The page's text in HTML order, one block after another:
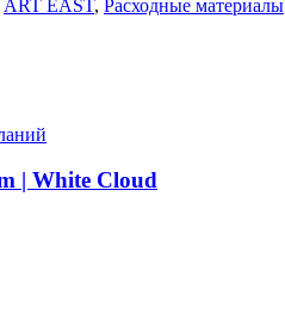
ART EAST, Расходные материалы
| White Cloud